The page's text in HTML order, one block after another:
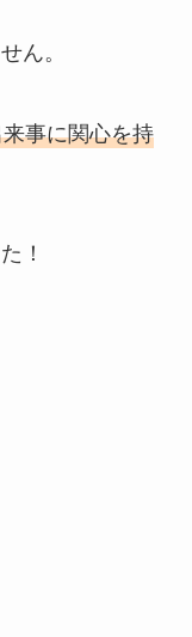
ん。
事に関心を持
！